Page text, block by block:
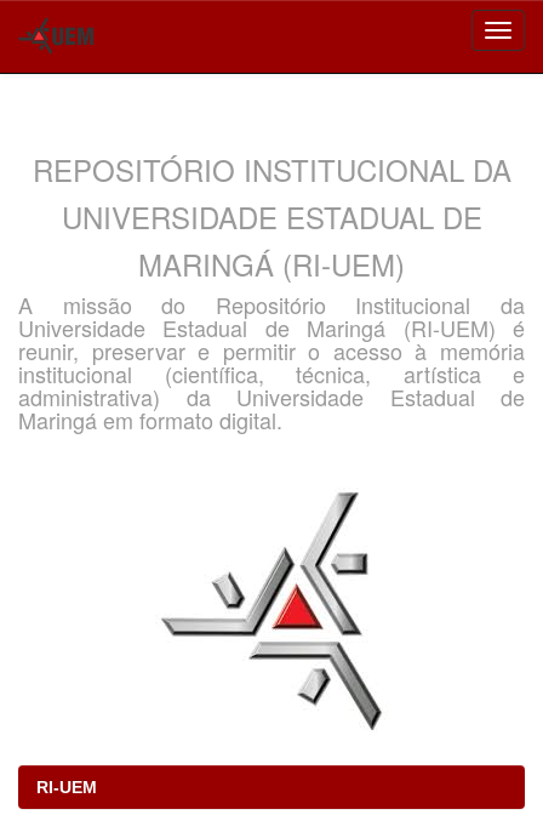
REPOSITÓRIO INSTITUCIONAL DA
UNIVERSIDADE ESTADUAL DE
MARINGÁ (RI-UEM)
A missão do Repositório Institucional da
Universidade Estadual de Maringá (RI-UEM) é
reunir, preservar e permitir o acesso à memória
institucional (científica, técnica, artística e
administrativa) da Universidade Estadual de
Maringá em formato digital.
RI-UEM